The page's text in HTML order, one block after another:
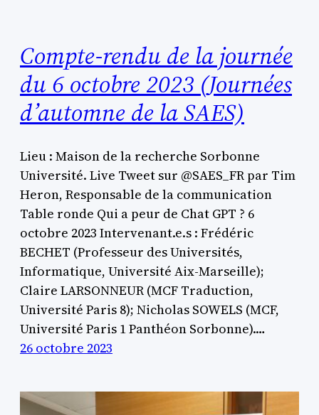
Compte-rendu de la journée
du 6 octobre 2023 (Journées
d’automne de la SAES)
Lieu : Maison de la recherche Sorbonne
Université. Live Tweet sur @SAES_FR par Tim
Heron, Responsable de la communication
Table ronde Qui a peur de Chat GPT ? 6
octobre 2023 Intervenant.e.s : Frédéric
BECHET (Professeur des Universités,
Informatique, Université Aix-Marseille);
Claire LARSONNEUR (MCF Traduction,
Université Paris 8); Nicholas SOWELS (MCF,
Université Paris 1 Panthéon Sorbonne).…
26 octobre 2023